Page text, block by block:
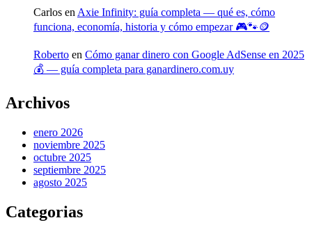
Carlos en Axie Infinity: guía completa — qué es, cómo
funciona, economía, historia y cómo empezar 🎮🐾🪙
Roberto en Cómo ganar dinero con Google AdSense en 2025
💰 — guía completa para ganardinero.com.uy
Archivos
enero 2026
noviembre 2025
octubre 2025
septiembre 2025
agosto 2025
Categorias